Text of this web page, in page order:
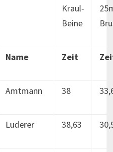
Kraul-
Beine
Name Zeit
Amtmann 38
Luderer 38,63